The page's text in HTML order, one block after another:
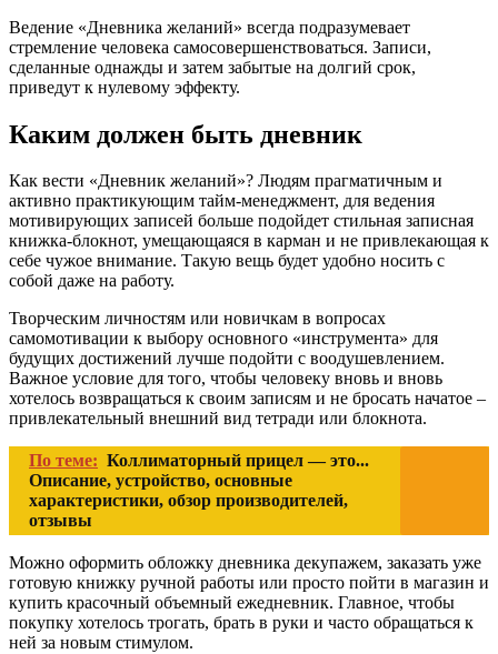
Ведение «Дневника желаний» всегда подразумевает
стремление человека самосовершенствоваться. Записи,
сделанные однажды и затем забытые на долгий срок,
приведут к нулевому эффекту.
Каким должен быть дневник
Как вести «Дневник желаний»? Людям прагматичным и
активно практикующим тайм-менеджмент, для ведения
мотивирующих записей больше подойдет стильная записная
книжка-блокнот, умещающаяся в карман и не привлекающая к
себе чужое внимание. Такую вещь будет удобно носить с
собой даже на работу.
Творческим личностям или новичкам в вопросах
самомотивации к выбору основного «инструмента» для
будущих достижений лучше подойти с воодушевлением.
Важное условие для того, чтобы человеку вновь и вновь
хотелось возвращаться к своим записям и не бросать начатое –
привлекательный внешний вид тетради или блокнота.
По теме: Коллиматорный прицел — это...
Описание, устройство, основные
характеристики, обзор производителей,
отзывы
Можно оформить обложку дневника декупажем, заказать уже
готовую книжку ручной работы или просто пойти в магазин и
купить красочный объемный ежедневник. Главное, чтобы
покупку хотелось трогать, брать в руки и часто обращаться к
ней за новым стимулом.